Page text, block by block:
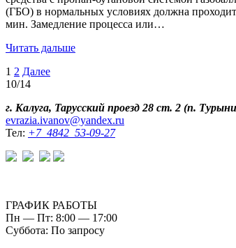
(ГБО) в нормальных условиях должна
мин. Замедление процесса или…
Читать дальше
1 2 Далее
10/14
г. Калуга, Тарусский проезд 28 ст. 2 (п.
evrazia.ivanov@yandex.ru
Тел: +7 4842 53-09-27
ГРАФИК РАБОТЫ
Пн — Пт: 8:00 — 17:00
Суббота: По запросу